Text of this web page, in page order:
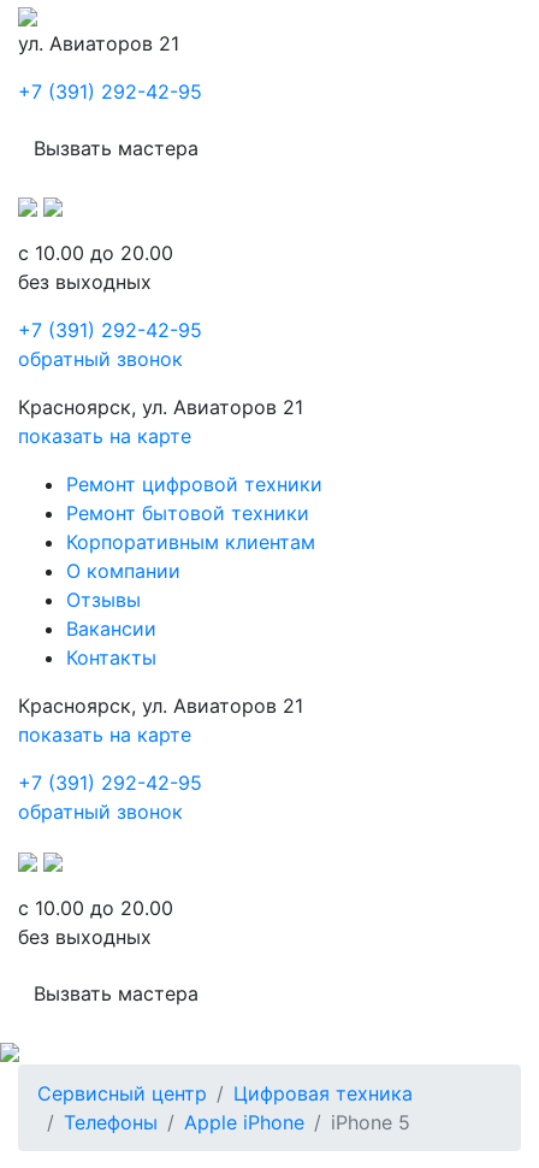
ул. Авиаторов 21
+7 (391) 292-42-95
Вызвать мастера
с 10.00 до 20.00
без выходных
+7 (391) 292-42-95
обратный звонок
Красноярск, ул. Авиаторов 21
показать на карте
Ремонт цифровой техники
Ремонт бытовой техники
Корпоративным клиентам
О компании
Отзывы
Вакансии
Контакты
Красноярск, ул. Авиаторов 21
показать на карте
+7 (391) 292-42-95
обратный звонок
с 10.00 до 20.00
без выходных
Вызвать мастера
Сервисный центр
Цифровая техника
Телефоны
Apple iPhone iPhone 5